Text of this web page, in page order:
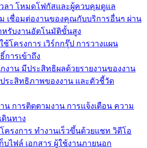
ลา โหมดโฟกัสและผู้ควบคุมดูแล
เชื่อมต่องานของคุณกับบริการอื่นๆ ผ่าน
หรับงานอัตโนมัติขั้นสูง
ใช้โครงการ เวิร์กกรุ๊ป การวางแผน
การเข้าถึง
งาน มีประสิทธิผลด้วยรายงานของงาน
ระสิทธิภาพของงาน และตัวชี้วัด
น การติดตามงาน การแจ้งเตือน ความ
ดินทาง
ครงการ ทํางานเร็วขึ้นด้วยแชท วิดีโอ
บไฟล์ เอกสาร ผู้ใช้งานภายนอก